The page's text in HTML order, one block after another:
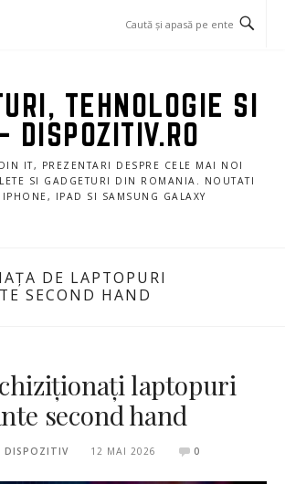
TEHNOLOGIE SI
DISPOZITIV.RO
IT, PREZENTARI DESPRE CELE MAI NOI
SI GADGETURI DIN ROMANIA. NOUTATI
IPHONE, IPAD SI SAMSUNG GALAXY
DE LAPTOPURI
SECOND HAND
laptopuri
second hand
DISPOZITIV 12 MAI 2026 0